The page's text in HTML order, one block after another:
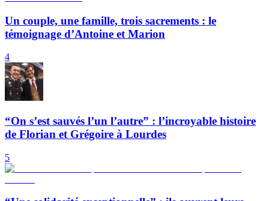
Un couple, une famille, trois sacrements : le
témoignage d’Antoine et Marion
4
“On s’est sauvés l’un l’autre” : l’incroyable histoire
de Florian et Grégoire à Lourdes
5